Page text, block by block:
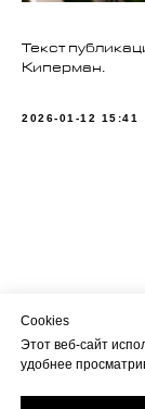
Текст
Киперман.
2026-01-12 15:41
Cookies
Этот веб-сайт
удобнее